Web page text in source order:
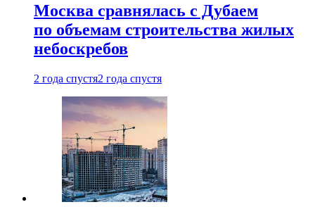
Москва сравнялась с Дубаем
по объемам строительства жилых
небоскребов
2 года спустя2 года спустя